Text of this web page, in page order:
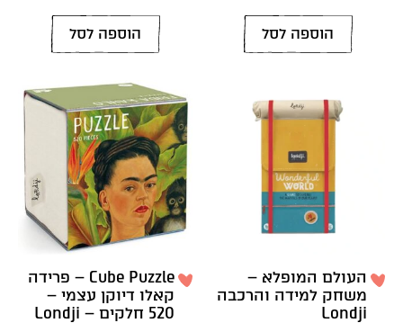
הוספה לסל הוספה לסל
העולם המופלא –
משחק למידה והרכבה
Londji
Cube Puzzle – פרידה
קאלו דיוקן עצמי –
520 חלקים – Londji